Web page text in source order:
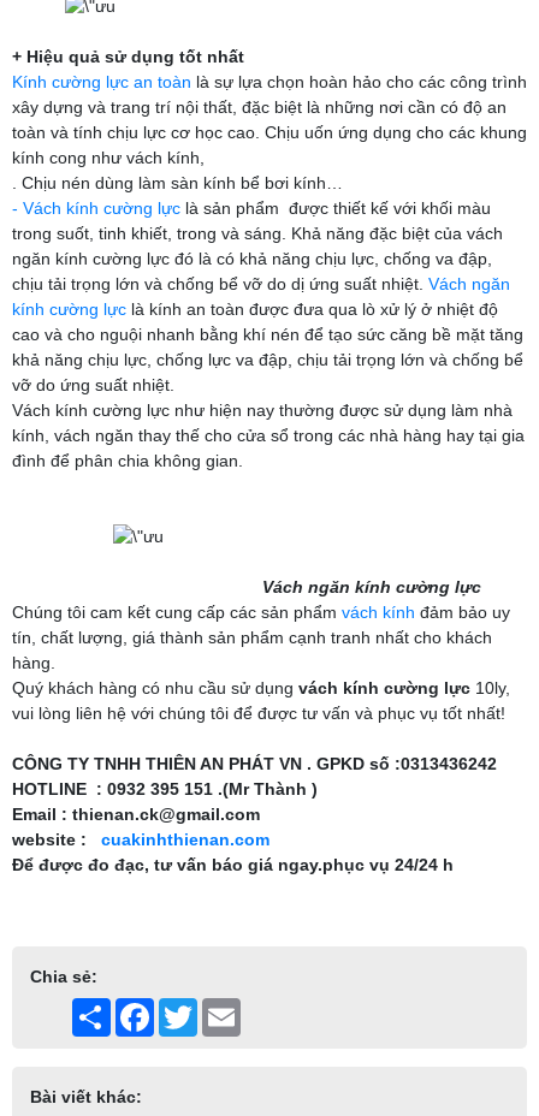
+ Hiệu quả sử dụng tốt nhất
Kính cường lực an toàn là sự lựa chọn hoàn hảo cho các công trình
xây dựng và trang trí nội thất, đặc biệt là những nơi cần có độ an
toàn và tính chịu lực cơ học cao. Chịu uốn ứng dụng cho các khung
kính cong như vách kính,
. Chịu nén dùng làm sàn kính bể bơi kính…
- Vách kính cường lực là sản phẩm được thiết kế với khối màu
trong suốt, tinh khiết, trong và sáng. Khả năng đặc biệt của vách
ngăn kính cường lực đó là có khả năng chịu lực, chống va đập,
chịu tải trọng lớn và chống bể vỡ do dị ứng suất nhiệt. Vách ngăn
kính cường lực là kính an toàn được đưa qua lò xử lý ở nhiệt độ
cao và cho nguội nhanh bằng khí nén để tạo sức căng bề mặt tăng
khả năng chịu lực, chống lực va đập, chịu tải trọng lớn và chống bể
vỡ do ứng suất nhiệt.
Vách kính cường lực như hiện nay thường được sử dụng làm nhà
kính, vách ngăn thay thế cho cửa sổ trong các nhà hàng hay tại gia
đình để phân chia không gian.
Vách ngăn kính cường lực
Chúng tôi cam kết cung cấp các sản phẩm vách kính đảm bảo uy
tín, chất lượng, giá thành sản phẩm cạnh tranh nhất cho khách
hàng.
Quý khách hàng có nhu cầu sử dụng vách kính cường lực 10ly,
vui lòng liên hệ với chúng tôi để được tư vấn và phục vụ tốt nhất!
CÔNG TY TNHH THIÊN AN PHÁT VN . GPKD số :0313436242
HOTLINE : 0932 395 151 .(Mr Thành )
Email : thienan.ck@gmail.com
website : cuakinhthienan.com
Để được đo đạc, tư vấn báo giá ngay.phục vụ 24/24 h
Chia sẻ:
Share Facebook
Twitter
Bài viết khác: